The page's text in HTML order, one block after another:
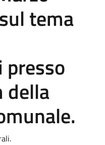
tema
della